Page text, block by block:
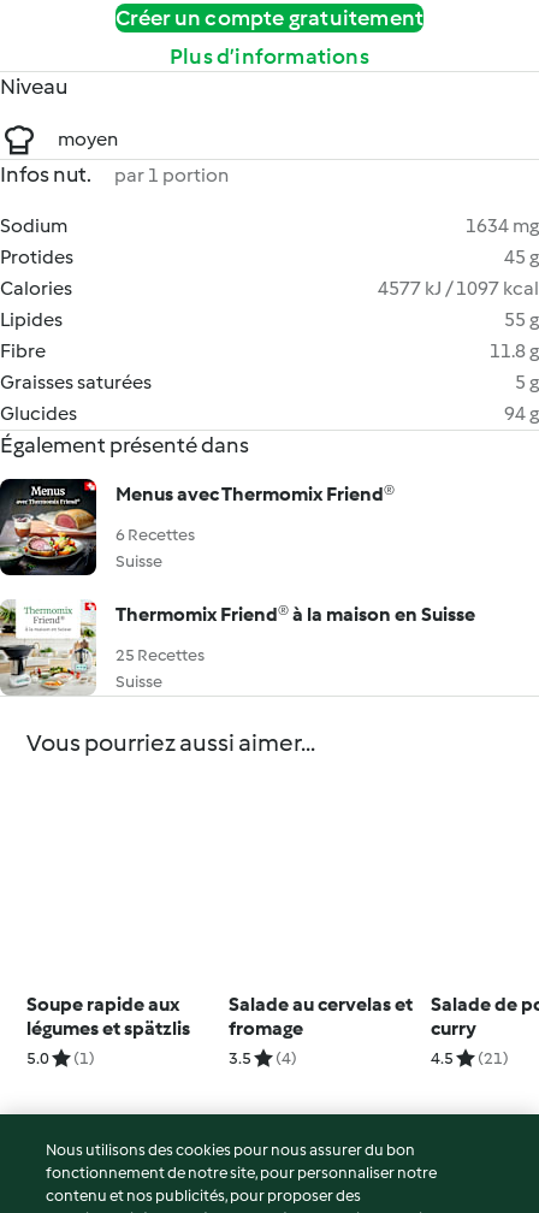
Créer un compte gratuitement
Plus d’informations
Niveau
moyen
Infos nut. par 1 portion
Sodium
1634 mg
Protides
45 g
Calories
4577 kJ / 1097 kcal
Lipides
55 g
Fibre
11.8 g
Graisses saturées
5 g
Glucides
94 g
Également présenté dans
Menus avec Thermomix Friend®
6 Recettes
Suisse
Thermomix Friend® à la maison en Suisse
25 Recettes
Suisse
Vous pourriez aussi aimer...
Soupe rapide aux
légumes et spätzlis
5.0 (1)
Salade au cervelas et
fromage
3.5 (4)
Salade de
curry
4.5 (21)
© Copyright 2026
Nous utilisons des cookies pour nous assurer du bon
fonctionnement de notre site, pour personnaliser notre
contenu et nos publicités, pour proposer des